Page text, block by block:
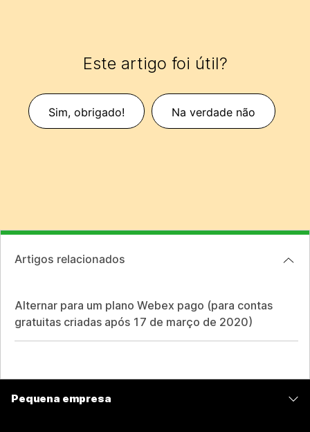
Este artigo foi útil?
Sim, obrigado! Na verdade não
Artigos relacionados
Alternar para um plano Webex pago (para contas
gratuitas criadas após 17 de março de 2020)
Pequena empresa